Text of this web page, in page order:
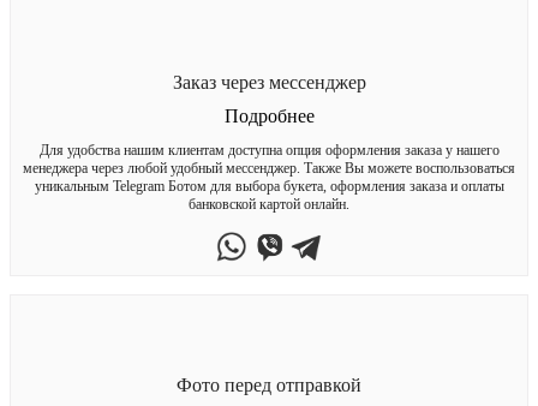
Заказ через мессенджер
Подробнее
Для удобства нашим клиентам доступна опция оформления заказа у нашего
менеджера через любой удобный мессенджер. Также Вы можете воспользоваться
уникальным Telegram Ботом для выбора букета, оформления заказа и оплаты
банковской картой онлайн.
Фото перед отправкой